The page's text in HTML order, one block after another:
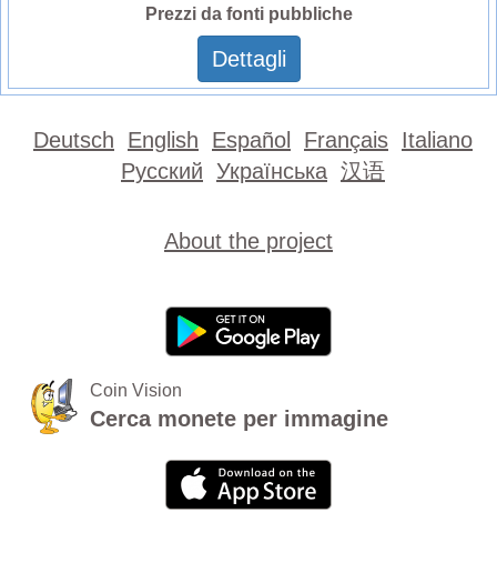
Prezzi da fonti pubbliche
Dettagli
Deutsch English Español Français Italiano
Русский Українська 汉语
About the project
Coin Vision
Cerca monete per immagine